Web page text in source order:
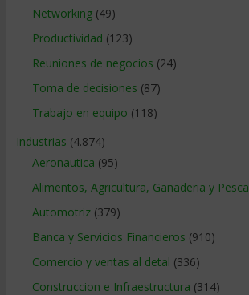
Networking(49)
Productividad (123)
Reuniones de negocios (24)
Toma de decisiones (87)
Trabajo en equipo (118)
Industrias (4.874)
Aeronautica (95)
Alimentos, Agricultura, Ganaderia y Pesca
Automotriz(379)
Banca y Servicios Financieros (910)
Comercio y ventas al detal (336)
Construccion e Infraestructura (314)